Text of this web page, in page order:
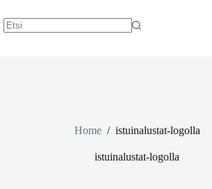
Home / istuinalustat-logolla
istuinalustat-logolla